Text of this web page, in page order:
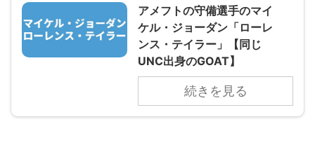
アメフトの守備選手のマイ
ケル・ジョーダン「ローレ
ンス・テイラー」【同じ
UNC出身のGOAT】
続きを見る